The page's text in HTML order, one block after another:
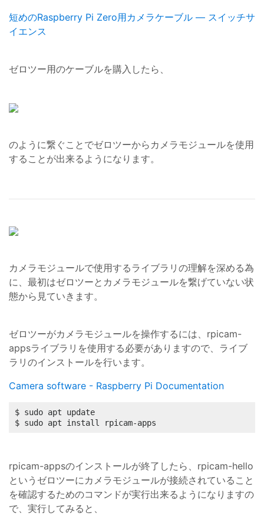
短めのRaspberry Pi Zero用カメラケーブル — スイッチサ
イエンス
ゼロツー用のケーブルを購入したら、
のように繋ぐことでゼロツーからカメラモジュールを使用
することが出来るようになります。
カメラモジュールで使用するライブラリの理解を深める為
に、最初はゼロツーとカメラモジュールを繋げていない状
態から見ていきます。
ゼロツーがカメラモジュールを操作するには、rpicam-
appsライブラリを使用する必要がありますので、ライブ
ラリのインストールを行います。
Camera software - Raspberry Pi Documentation
$ sudo apt update
$ sudo apt install rpicam-apps
rpicam-appsのインストールが終了したら、rpicam-hello
というゼロツーにカメラモジュールが接続されていること
を確認するためのコマンドが実行出来るようになりますの
で、実行してみると、